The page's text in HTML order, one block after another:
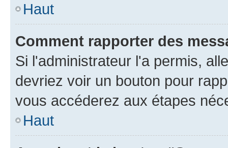
Haut
Comment rapporter des
Si l'administrateur l'a permis,
devriez voir un bouton pour
vous accéderez aux étapes
Haut